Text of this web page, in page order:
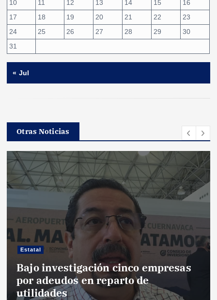
10
11 12 13 14 15
16
17
18 19 20 21 22
23
24
25 26 27 28 29
30
31
« Jul
Otras Noticias
Estatal
Bajo investigación cinco empresas
por adeudos en reparto de
utilidades